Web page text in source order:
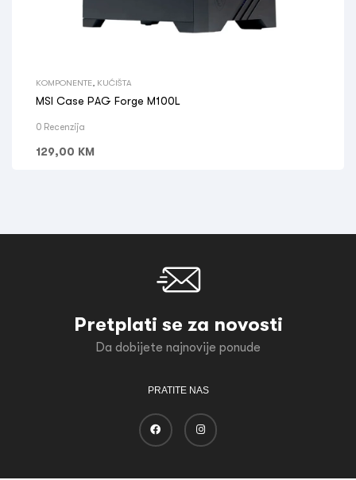
KOMPONENTE KUĆIŠTA
MSI Case PAG Forge M100L
0 Recenzija
129,00 KM
Pretplati se za novosti
Da dobijete najnovije ponude
PRATITE NAS